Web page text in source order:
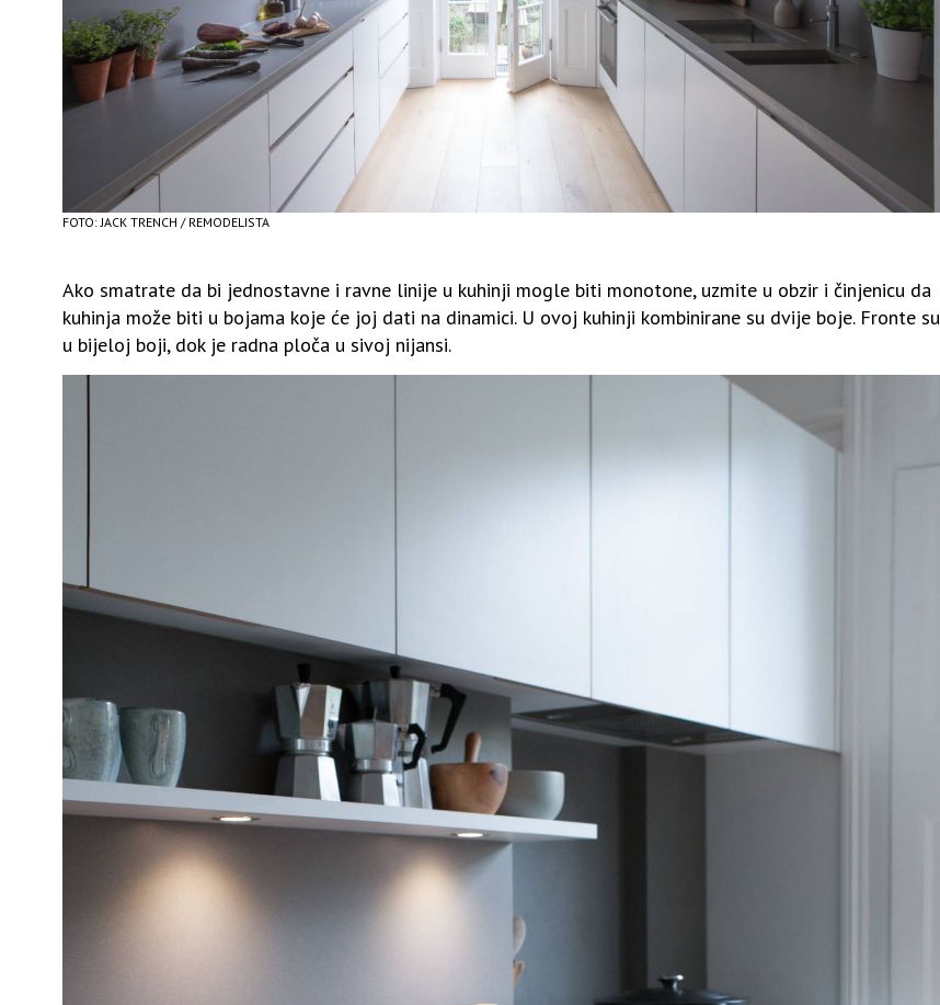
FOTO: JACK TRENCH / REMODELISTA
Ako smatrate da bi jednostavne i ravne linije u kuhinji mogle biti monotone, uzmite u obzir i činjenicu da
kuhinja može biti u bojama koje će joj dati na dinamici. U ovoj kuhinji kombinirane su dvije boje. Fronte su
u bijeloj boji, dok je radna ploča u sivoj nijansi.